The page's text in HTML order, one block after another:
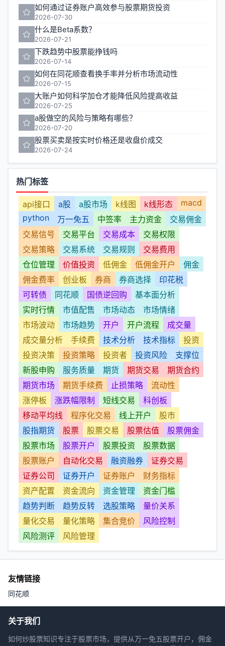
如何通过证券账户高效参与股票期货投资
2026-07-30
什么是Beta系数？
2026-07-21
下跌趋势中股票能挣钱吗
2026-07-14
如何在同花顺查看换手率并分析市场流动性
2026-07-15
大账户如何科学加仓才能降低风险提高收益
2026-07-25
a股做空的风险与策略有哪些？
2026-07-20
股票买卖是按实时价格还是收盘价成交
2026-07-24
热门标签
api接口 a股 a股市场 k线图 k线形态
macd
python
万一免五 中签率 主力资金
交易佣金
交易信号
交易平台 交易成本
交易权限
交易策略
交易系统 交易规则
交易费用
仓位管理
价值投资 低佣金 低佣金开户
佣金
佣金费率
创业板 券商 券商选择
印花税
可转债
同花顺 国债逆回购
基本面分析
实时行情
市值配售 市场动态
市场情绪
市场波动
市场趋势 开户 开户流程
成交量
成交量分析
手续费 技术分析 技术指标
投资
投资决策
投资策略 投资者 投资风险
支撑位
新股申购
服务质量 期货 期货交易
期货合约
期货市场
期货手续费 止损策略
流动性
涨停板
涨跌幅限制 短线交易
科创板
移动平均线
程序化交易 线上开户
股市
股指期货
股票 股票交易 股票估值
股票佣金
股票市场
股票开户 股票投资
股票数据
股票账户
自动化交易 融资融券
证券交易
证券公司
证券开户 证券账户
财务指标
资产配置
资金流向 资金管理
资金门槛
趋势判断
趋势反转 选股策略
量价关系
量化交易
量化策略 集合竞价
风险控制
风险测评
风险管理
友情链接
同花顺
关于我们
如何炒股票知识专注于股票市场，提供从万一免五股票开户，佣金